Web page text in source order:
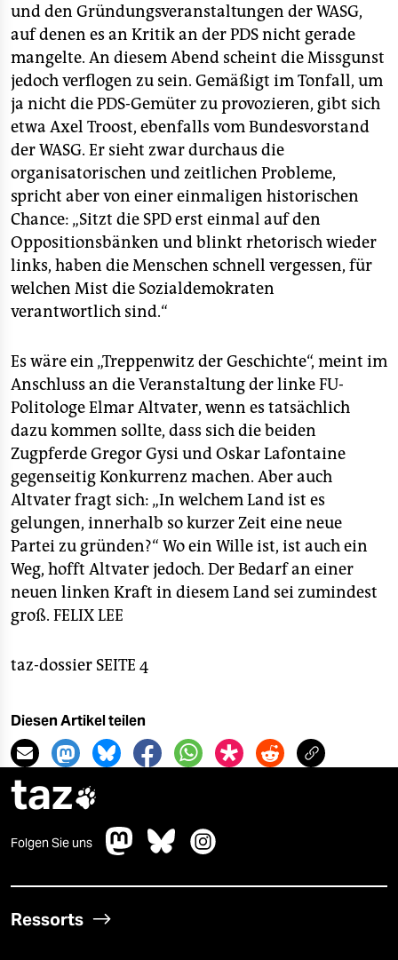
und den Gründungsveranstaltungen der WASG,
auf denen es an Kritik an der PDS nicht gerade
mangelte. An diesem Abend scheint die Missgunst
jedoch verflogen zu sein. Gemäßigt im Tonfall, um
ja nicht die PDS-Gemüter zu provozieren, gibt sich
etwa Axel Troost, ebenfalls vom Bundesvorstand
der WASG. Er sieht zwar durchaus die
organisatorischen und zeitlichen Probleme,
spricht aber von einer einmaligen historischen
Chance: „Sitzt die SPD erst einmal auf den
Oppositionsbänken und blinkt rhetorisch wieder
links, haben die Menschen schnell vergessen, für
welchen Mist die Sozialdemokraten
verantwortlich sind.“
Es wäre ein „Treppenwitz der Geschichte“, meint im
Anschluss an die Veranstaltung der linke FU-
Politologe Elmar Altvater, wenn es tatsächlich
dazu kommen sollte, dass sich die beiden
Zugpferde Gregor Gysi und Oskar Lafontaine
gegenseitig Konkurrenz machen. Aber auch
Altvater fragt sich: „In welchem Land ist es
gelungen, innerhalb so kurzer Zeit eine neue
Partei zu gründen?“ Wo ein Wille ist, ist auch ein
Weg, hofft Altvater jedoch. Der Bedarf an einer
neuen linken Kraft in diesem Land sei zumindest
groß. FELIX LEE
taz-dossier SEITE 4
Diesen Artikel teilen
taz
Folgen Sie uns
Ressorts